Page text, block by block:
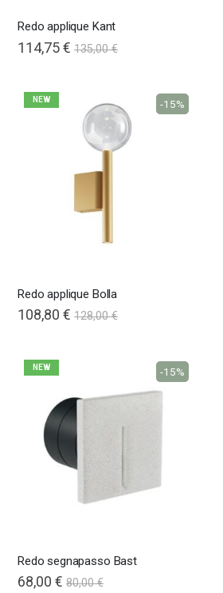
Redo applique Kant
114,75 € 135,00 €
NEW
Redo applique Bolla
108,80 € 128,00 €
-15%
NEW
Redo segnapasso Bast
68,00 € 80,00 €
-15%